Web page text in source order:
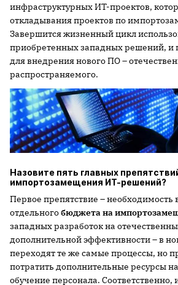
инфраструктурных ИТ-проектов,
откладывания проектов по
Завершится жизненный цикл
приобретенных западных решений, и
для внедрения нового ПО –
распространяемого.
Назовите пять главных
импортозамещения ИТ-решений?
Первое препятствие – необходимость
отдельногобюджета на
западных разработок на
дополнительной эффективности – в
переходят те же самые процессы, но
потратить дополнительные ресурсы
обучение персонала.